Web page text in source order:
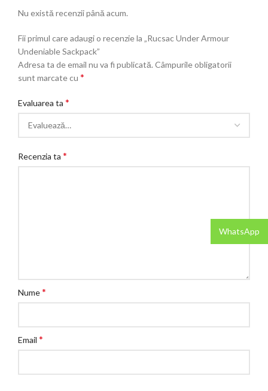
Nu există recenzii până acum.
Fii primul care adaugi o recenzie la „Rucsac Under Armour
Undeniable Sackpack”
Adresa ta de email nu va fi publicată. Câmpurile obligatorii
sunt marcate cu *
Evaluarea ta *
Recenzia ta *
Nume*
Email *
WhatsApp